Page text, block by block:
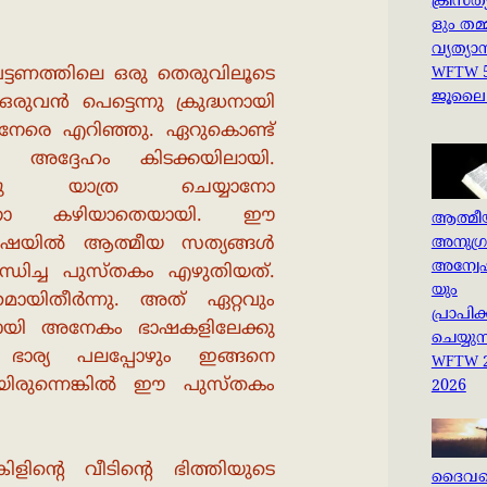
ഒരു തെരുവിലൂടെ
പെട്ടെന്നു ക്രുദ്ധനായി
നേരെ എറിഞ്ഞു. ഏറുകൊണ്ട്
അദ്ദേഹം കിടക്കയിലായി.
യാത്ര ചെയ്യാനോ
കഴിയാതെയായി. ഈ
ആത്മീയ സത്യങ്ങൾ
പുസ്തകം എഴുതിയത്.
അത് ഏറ്റവും
അനേകം ഭാഷകളിലേക്കു
ഭാര്യ പലപ്പോഴും ഇങ്ങനെ
ഈ പുസ്തകം
വീടിന്റെ ഭിത്തിയുടെ
ളും
WFTW
ജൂലൈ
യും
2026